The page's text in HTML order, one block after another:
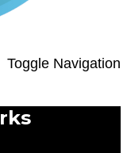
Toggle Navigation